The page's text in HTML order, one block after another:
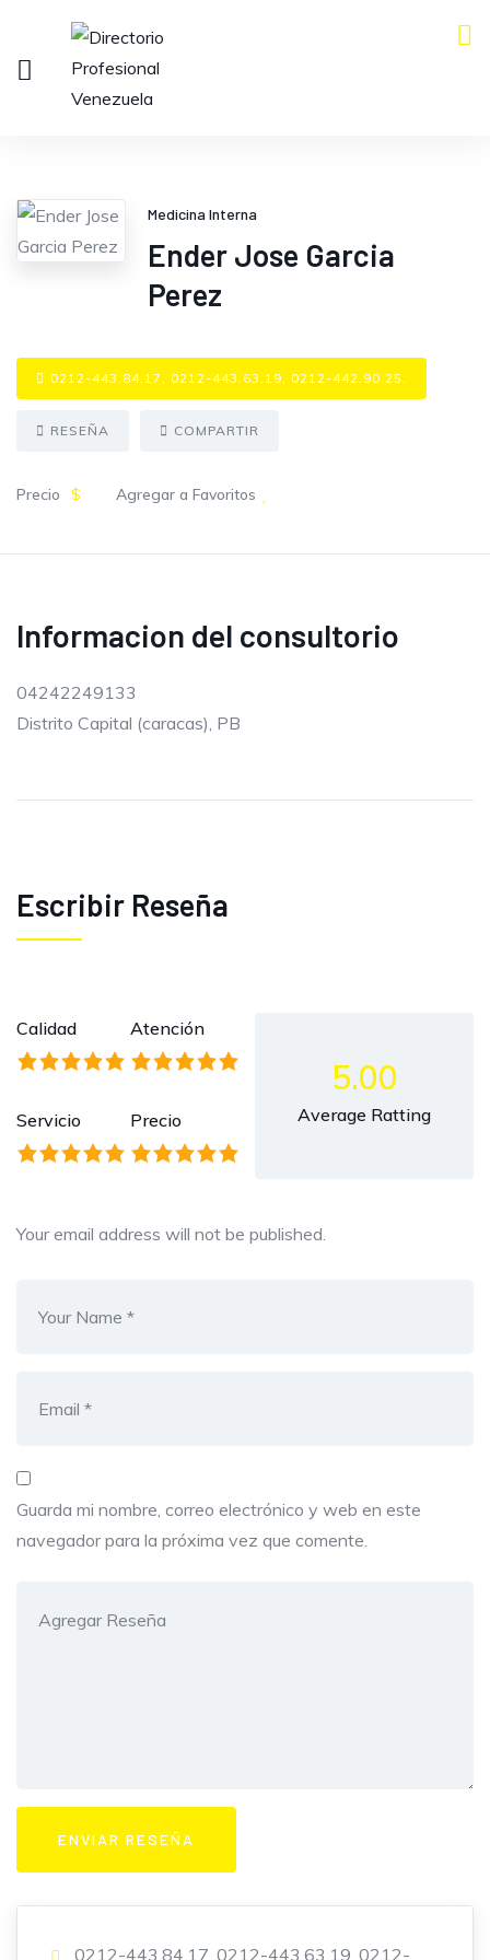
Medicina Interna
Ender Jose Garcia
Perez
0212-443.84.17, 0212-443.63.19, 0212-442.90.25.
RESEÑA COMPARTIR
Precio $ Agregar a Favoritos
Informacion del consultorio
04242249133
Distrito Capital (caracas), PB
Escribir Reseña
Calidad Atención
Servicio Precio
5.00
Average Ratting
Your email address will not be published.
Guarda mi nombre, correo electrónico y web en este
navegador para la próxima vez que comente.
0212-443.84.17, 0212-443.63.19, 0212-